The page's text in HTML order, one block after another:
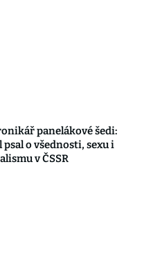
panelákové šedi:
o všednosti, sexu i
v ČSSR